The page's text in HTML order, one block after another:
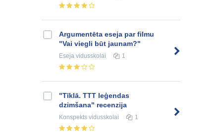
Argumentēta eseja par filmu
"Vai viegli būt jaunam?"
Eseja vidusskolai 1
"Tīklā. TTT leģendas
dzimšana" recenzija
Konspekts vidusskolai 1